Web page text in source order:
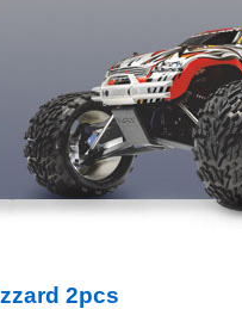
2pcs